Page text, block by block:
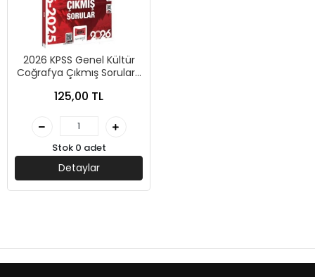
2026 KPSS Genel Kültür
Coğrafya Çıkmış Sorular-
125,00 TL
Stok 0 adet
Detaylar